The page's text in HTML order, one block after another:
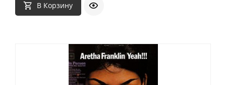
В Корзину